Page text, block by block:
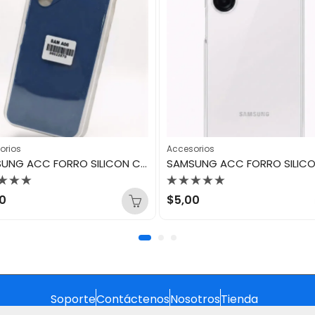
SAMSUNG ACC FORRO SILICON CASE A06
Accesorios
Valorado
con
$5,00
SoporteContáctenosNosotrosTienda